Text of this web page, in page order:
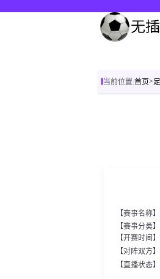
当前位置:首页>
【赛事名称
【赛事分类】
【开赛时间
【对阵双方
【直播状态】